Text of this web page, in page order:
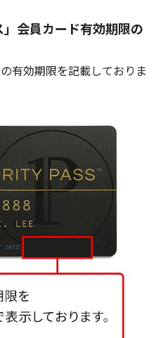
」会員カード有効期限の
有効期限を記載しておりま